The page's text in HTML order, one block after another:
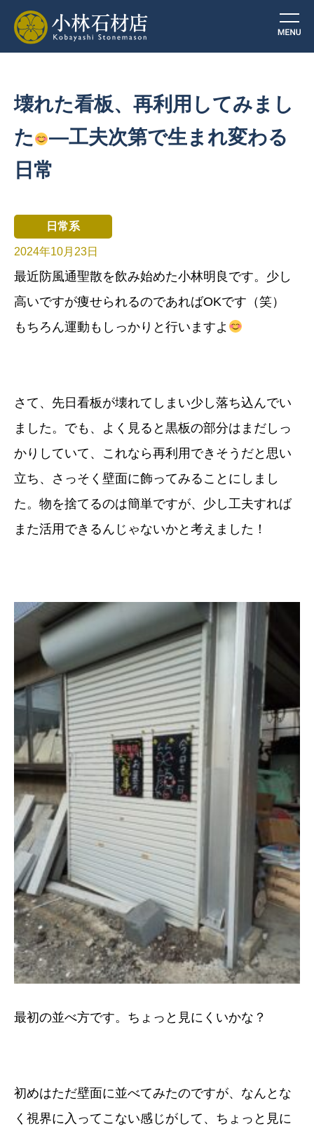
壊れた看板、再利用してみまし
た
—工夫次第で生まれ変わる
日常
日常系
2024年10月23日
最近防風通聖散を飲み始めた小林明良です。少し
高いですが痩せられるのであればOKです（笑）
もちろん運動もしっかりと行いますよ
さて、先日看板が壊れてしまい少し落ち込んでい
ました。でも、よく見ると黒板の部分はまだしっ
かりしていて、これなら再利用できそうだと思い
立ち、さっそく壁面に飾ってみることにしまし
た。物を捨てるのは簡単ですが、少し工夫すれば
また活用できるんじゃないかと考えました！
最初の並べ方です。ちょっと見にくいかな？
初めはただ壁面に並べてみたのですが、なんとな
く視界に入ってこない感じがして、ちょっと見に